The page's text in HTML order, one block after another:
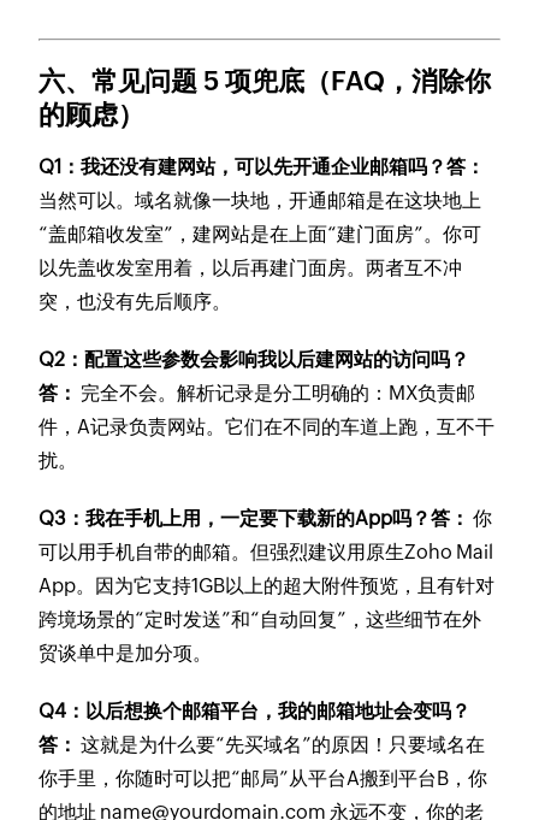
六、常见问题 5 项兜底（FAQ，消除你
的顾虑）
Q1：我还没有建网站，可以先开通企业邮箱吗？答：
当然可以。域名就像一块地，开通邮箱是在这块地上
“盖邮箱收发室”，建网站是在上面“建门面房”。你可
以先盖收发室用着，以后再建门面房。两者互不冲
突，也没有先后顺序。
Q2：配置这些参数会影响我以后建网站的访问吗？
答： 完全不会。解析记录是分工明确的：MX负责邮
件，A记录负责网站。它们在不同的车道上跑，互不干
扰。
Q3：我在手机上用，一定要下载新的App吗？答： 你
可以用手机自带的邮箱。但强烈建议用原生Zoho Mail
App。因为它支持1GB以上的超大附件预览，且有针对
跨境场景的“定时发送”和“自动回复”，这些细节在外
贸谈单中是加分项。
Q4：以后想换个邮箱平台，我的邮箱地址会变吗？
答： 这就是为什么要“先买域名”的原因！只要域名在
你手里，你随时可以把“邮局”从平台A搬到平台B，你
的地址 name@yourdomain.com 永远不变，你的老